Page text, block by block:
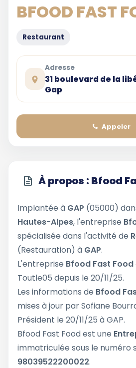
BFOOD FAST
Restaurant
Adresse
31 boulevard de la
Gap
Appeler
À propos : Bfood
Implantée à GAP (05000)
Hautes-Alpes, l'entreprise
spécialisée dans l'activité de
(Restauration) à GAP.
L'entreprise Bfood Fast Food
Toutle05 depuis le 20/11/25.
Les informations de Bfood
mises à jour par Sofiane
Président le 20/11/25 à GAP.
Bfood Fast Food est une
immatriculée sous le numéro
98039522200022.